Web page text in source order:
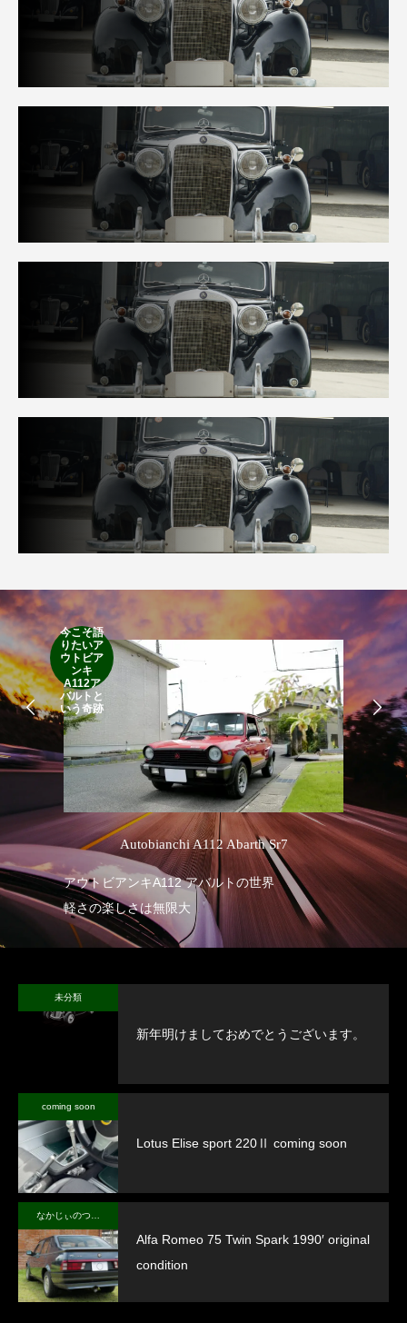
今こそ語
りたいア
ウトビア
ンキ
A112ア
バルトと
いう奇跡
Autobianchi A112 Abarth Sr7
アウトビアンキA112 アバルトの世界
軽さの楽しさは無限大
未分類
新年明けましておめでとうございます。
coming soon
Lotus Elise sport 220Ⅱ coming soon
Alfa Romeo 75 Twin Spark 1990′ original
condition